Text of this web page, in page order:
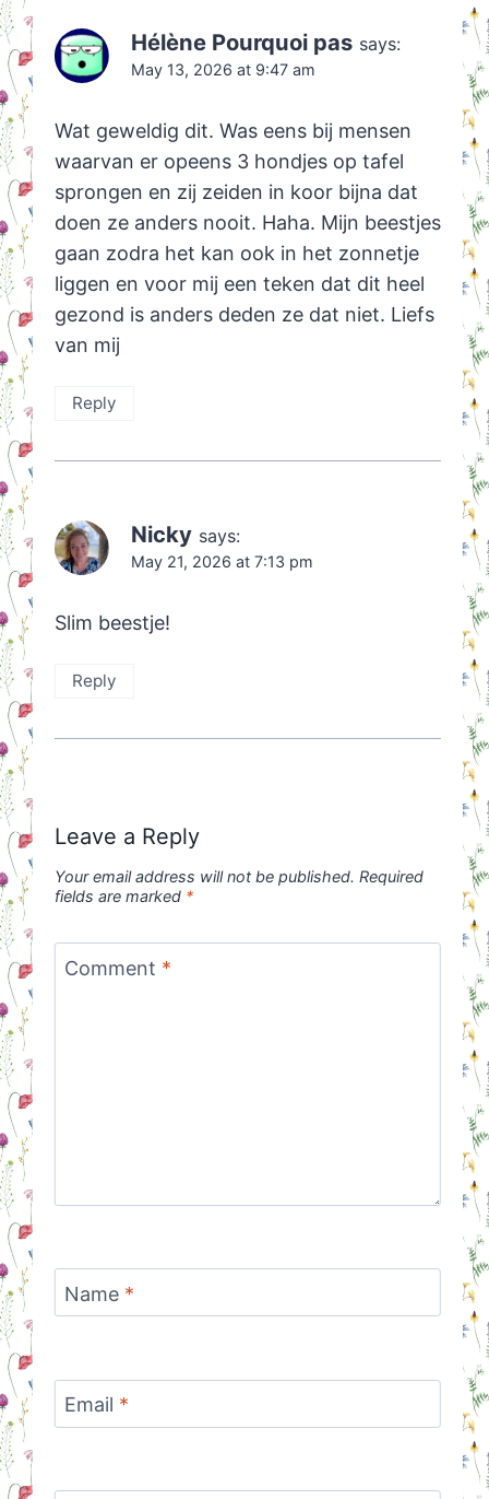
Hélène Pourquoi pas says:
May 13, 2026 at 9:47 am
Wat geweldig dit. Was eens bij mensen
waarvan er opeens 3 hondjes op tafel
sprongen en zij zeiden in koor bijna dat
doen ze anders nooit. Haha. Mijn beestjes
gaan zodra het kan ook in het zonnetje
liggen en voor mij een teken dat dit heel
gezond is anders deden ze dat niet. Liefs
van mij
Reply
Nicky says:
May 21, 2026 at 7:13 pm
Slim beestje!
Reply
Leave a Reply
Your email address will not be published. Required
fields are marked *
Comment *
Name *
Email *